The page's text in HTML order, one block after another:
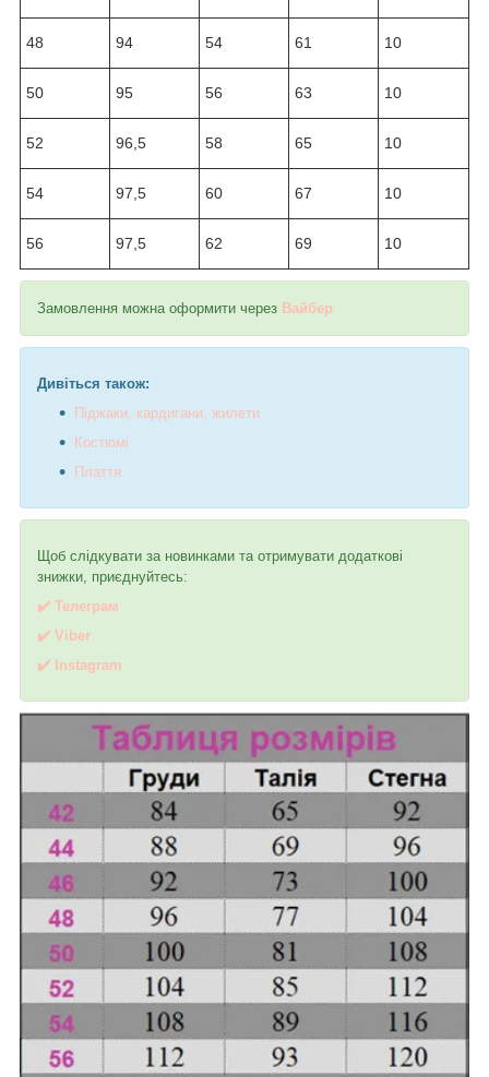
48 94 54 61 10
50 95 56 63 10
52 96,5 58 65 10
54 97,5 60 67 10
56 97,5 62 69 10
Замовлення можна оформити через Вайбер
Дивіться також:
Піджаки, кардигани, жилети
Костюмі
Плаття
Щоб слідкувати за новинками та отримувати додаткові
знижки, приєднуйтесь:
✔️ Телеграм
✔️ Viber
✔️ Instagram